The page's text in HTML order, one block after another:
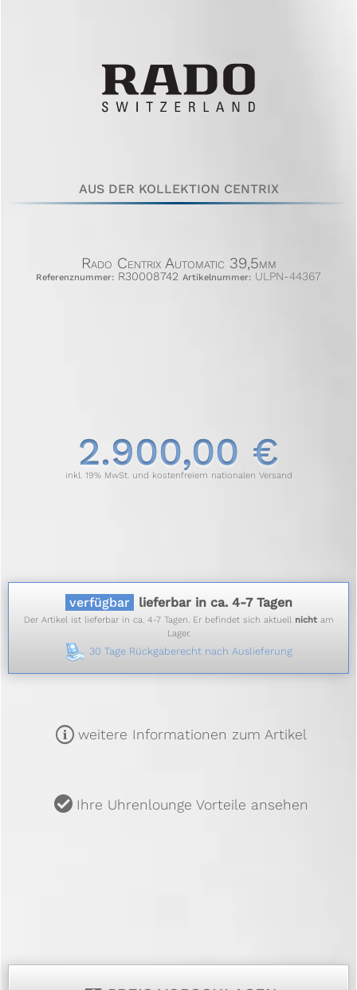
AUS DER KOLLEKTION CENTRIX
Rado Centrix Automatic 39,5mm
Referenznummer: R30008742 Artikelnummer: ULPN-44367
2.900,00 €
inkl. 19% MwSt. und kostenfreiem nationalen Versand
verfügbar lieferbar in ca. 4-7 Tagen
Der Artikel ist lieferbar in ca. 4-7 Tagen. Er befindet sich aktuell nichtam
Lager.
30 Tage Rückgaberecht nach Auslieferung
m weitere Informationen zum Artikel
u Ihre Uhrenlounge Vorteile ansehen